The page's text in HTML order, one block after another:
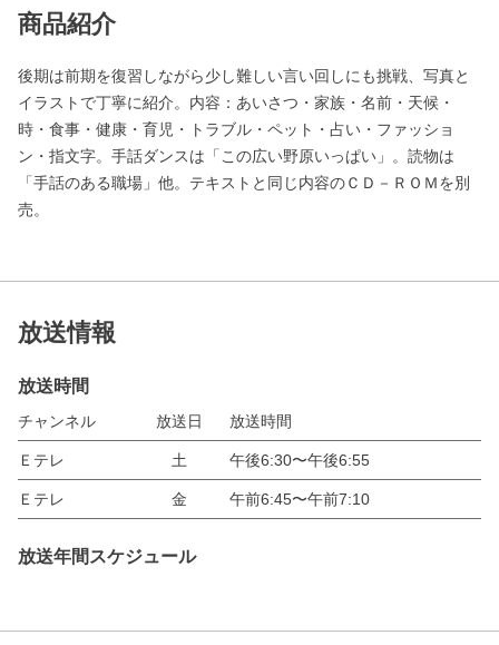
商品紹介
後期は前期を復習しながら少し難しい言い回しにも挑戦、写真と
イラストで丁寧に紹介。内容：あいさつ・家族・名前・天候・
時・食事・健康・育児・トラブル・ペット・占い・ファッショ
ン・指文字。手話ダンスは「この広い野原いっぱい」。読物は
「手話のある職場」他。テキストと同じ内容のＣＤ－ＲＯＭを別
売。
放送情報
放送時間
チャンネル 放送日 放送時間
Ｅテレ 土 午後6:30〜午後6:55
Ｅテレ 金 午前6:45〜午前7:10
放送年間スケジュール